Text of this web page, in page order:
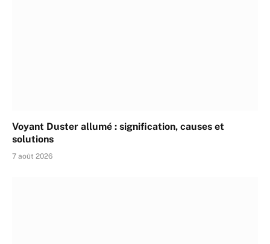
Voyant Duster allumé : signification, causes et
solutions
7 août 2026